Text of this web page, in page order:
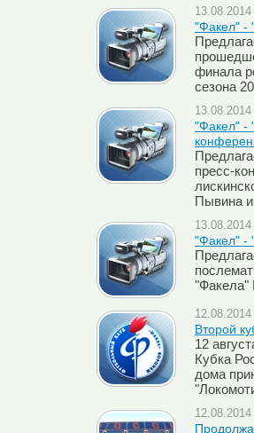
"Факел" -
финала
сезона
"Факел" -
пресс-
Пывина
"Факел" -
"Факела"
Второй
12
Кубка
дома